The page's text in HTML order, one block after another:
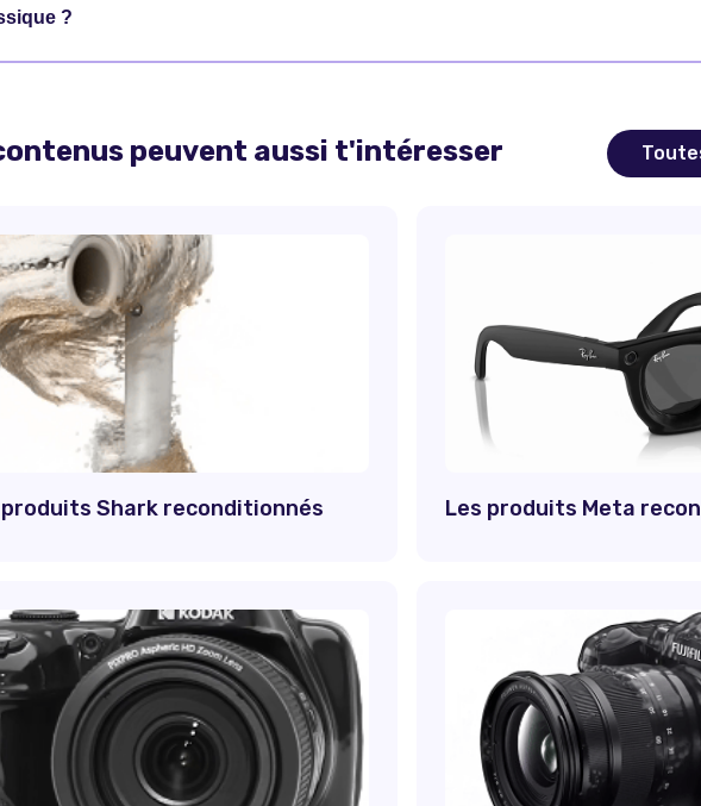
?
peuvent aussi t'intéresser
produits Shark reconditionnés Les produits Meta